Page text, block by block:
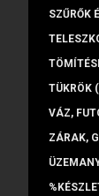
SZŰRŐK
TÜKRÖK
VÁZ,
ZÁRAK,